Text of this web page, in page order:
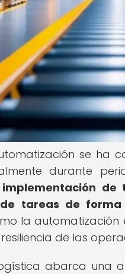
se ha
durante
de
tareas de
la
de las
abarca una